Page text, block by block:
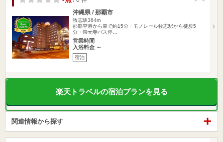
沖縄県 / 那覇市
牧志駅364m
那覇空港から車で約15分・モノレール牧志駅から徒歩5
分・崇元寺バス停…
営業時間
入浴料金 ～
宿泊
楽天トラベルの宿泊プランを見る
関連情報から探す